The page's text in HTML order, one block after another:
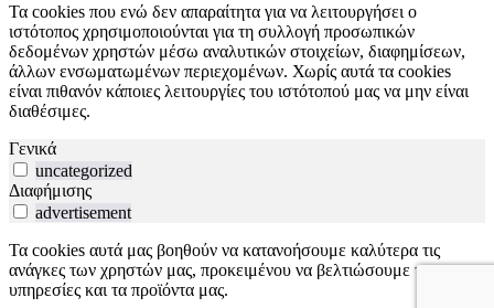
Τα cookies που ενώ δεν απαραίτητα για να λειτουργήσει ο
ιστότοπος χρησιμοποιούνται για τη συλλογή προσωπικών
δεδομένων χρηστών μέσω αναλυτικών στοιχείων, διαφημίσεων,
άλλων ενσωματωμένων περιεχομένων. Χωρίς αυτά τα cookies
είναι πιθανόν κάποιες λειτουργίες του ιστότοπού μας να μην είναι
διαθέσιμες.
Γενικά
uncategorized
Διαφήμισης
advertisement
Τα cookies αυτά μας βοηθούν να κατανοήσουμε καλύτερα τις
ανάγκες των χρηστών μας, προκειμένου να βελτιώσουμε τις
υπηρεσίες και τα προϊόντα μας.